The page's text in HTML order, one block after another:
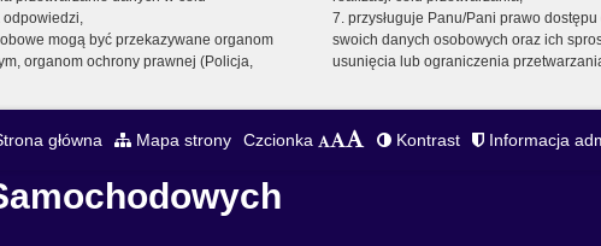
mogą być przekazywane organom
organom ochrony prawnej (Policja,
7. przysługuje Panu/Pani prawo dostępu
swoich danych osobowych oraz ich
usunięcia lub ograniczenia
główna Mapa strony Czcionka Kontrast Informacja